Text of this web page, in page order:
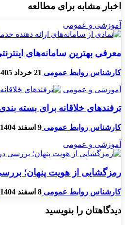
اخبار مشابه برای مطالعه
آموزشی و عمومی
معرفی بهترین سامانه‌های
کارشناس روابط عمومی 21 خرداد 1405
آموزشی و عمومی
ترفندهای خلاقانه برای بسته بندی
کارشناس روابط عمومی 9 اسفند 1404
آموزشی و عمومی
رمزگشایی از هویت پنهان؛
کارشناس روابط عمومی 8 اسفند 1404
دیدگاهتان را بنویسید